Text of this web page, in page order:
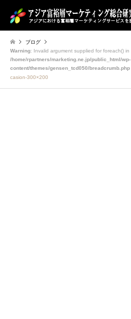
ブログ
Warning: Invalid argument supplied for foreach() in
/home/rpartners/marketing.ne.jp/public_html/wp-
content/themes/gensen_tcd050/breadcrumb.php
casion-300×200